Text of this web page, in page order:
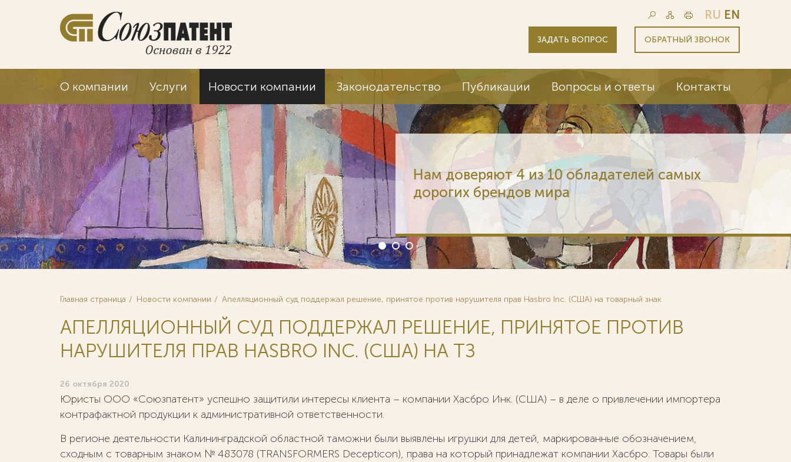
RU EN
ЗАДАТЬ ВОПРОС ОБРАТНЫЙ ЗВОНОК
О компании Услуги Новости компании Законодательство Публикации Вопросы и ответы Контакты
Нам доверяют 4 из 10 обладателей самых
дорогих брендов мира
Главная страница Новости компании Апелляционный суд поддержал решение, принятое против нарушителя прав Hasbro Inc. (США) на товарный знак
АПЕЛЛЯЦИОННЫЙ СУД ПОДДЕРЖАЛ РЕШЕНИЕ, ПРИНЯТОЕ ПРОТИВ
НАРУШИТЕЛЯ ПРАВ HASBRO INC. (США) НА ТЗ
26 октября 2020
Юристы ООО «Союзпатент» успешно защитили интересы клиента – компании Хасбро Инк. (США) – в деле о привлечении импортера
контрафактной продукции к административной ответственности.
В регионе деятельности Калининградской областной таможни были выявлены игрушки для детей, маркированные обозначением,
сходным с товарным знаком № 483078 (TRANSFORMERS Decepticon), права на который принадлежат компании Хасбро. Товары были